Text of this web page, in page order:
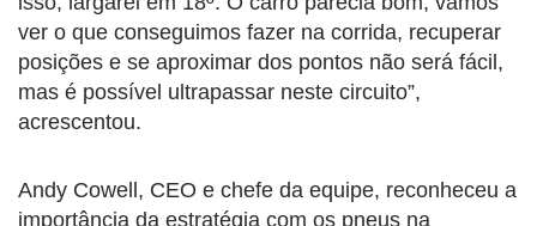
ver o que conseguimos fazer na corrida, recuperar
posições e se aproximar dos pontos não será fácil,
mas é possível ultrapassar neste circuito”,
acrescentou.
Andy Cowell, CEO e chefe da equipe, reconheceu a
importância da estratégia com os pneus na